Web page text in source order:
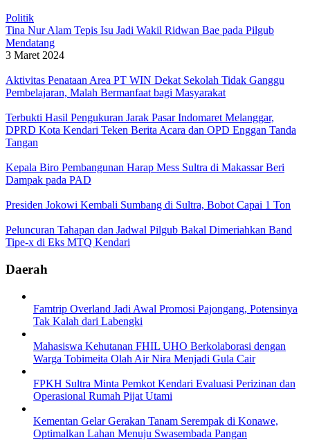
Politik
Tina Nur Alam Tepis Isu Jadi Wakil Ridwan Bae pada Pilgub
Mendatang
3 Maret 2024
Aktivitas Penataan Area PT WIN Dekat Sekolah Tidak Ganggu
Pembelajaran, Malah Bermanfaat bagi Masyarakat
Terbukti Hasil Pengukuran Jarak Pasar Indomaret Melanggar,
DPRD Kota Kendari Teken Berita Acara dan OPD Enggan Tanda
Tangan
Kepala Biro Pembangunan Harap Mess Sultra di Makassar Beri
Dampak pada PAD
Presiden Jokowi Kembali Sumbang di Sultra, Bobot Capai 1 Ton
Peluncuran Tahapan dan Jadwal Pilgub Bakal Dimeriahkan Band
Tipe-x di Eks MTQ Kendari
Daerah
Famtrip Overland Jadi Awal Promosi Pajongang, Potensinya
Tak Kalah dari Labengki
Mahasiswa Kehutanan FHIL UHO Berkolaborasi dengan
Warga Tobimeita Olah Air Nira Menjadi Gula Cair
FPKH Sultra Minta Pemkot Kendari Evaluasi Perizinan dan
Operasional Rumah Pijat Utami
Kementan Gelar Gerakan Tanam Serempak di Konawe,
Optimalkan Lahan Menuju Swasembada Pangan